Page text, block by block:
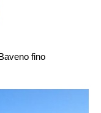
fino